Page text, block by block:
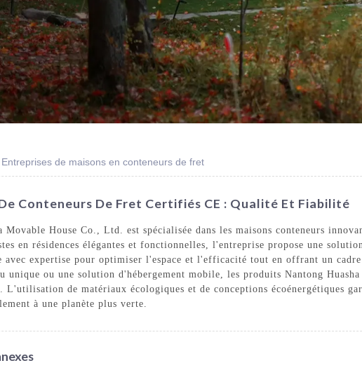
Entreprises de maisons en conteneurs de fret
Conteneurs De Fret Certifiés CE : Qualité Et Fiabilité
Movable House Co., Ltd. est spécialisée dans les maisons conteneurs
en résidences élégantes et fonctionnelles, l'entreprise propose une
avec expertise pour optimiser l'espace et l'efficacité tout en offrant un
unique ou une solution d'hébergement mobile, les produits Nantong
L'utilisation de matériaux écologiques et de conceptions écoénergétiques
à une planète plus verte.